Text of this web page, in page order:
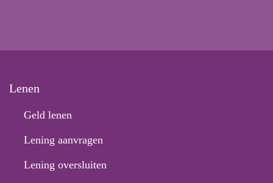
Lenen
Geld lenen
Lening aanvragen
Lening oversluiten